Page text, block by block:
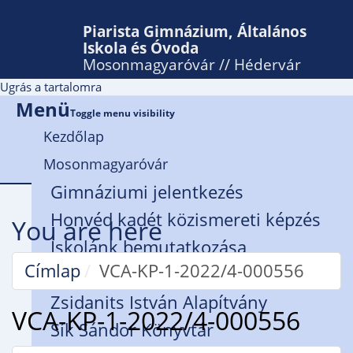
Piarista Gimnázium, Általános
Iskola és Óvoda
Mosonmagyaróvár // Hédervár
Ugrás a tartalomra
MenüToggle menu visibility
Kezdőlap
Mosonmagyaróvár
Gimnáziumi jelentkezés
Honvéd kadét közismereti képzés
Iskolánk bemutatkozása
Rendház
Zsidanits István Alapítvány
Sík Sándor Könyvtár
You are here
Címlap VCA-KP-1-2022/4-000556
VCA-KP-1-2022/4-000556